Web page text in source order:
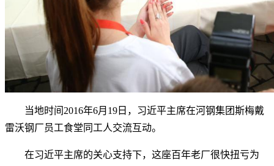
当地时间2016年6月19日，习近平主席在河钢集团斯梅戴
雷沃钢厂员工食堂同工人交流互动。
在习近平主席的关心支持下，这座百年老厂很快扭亏为